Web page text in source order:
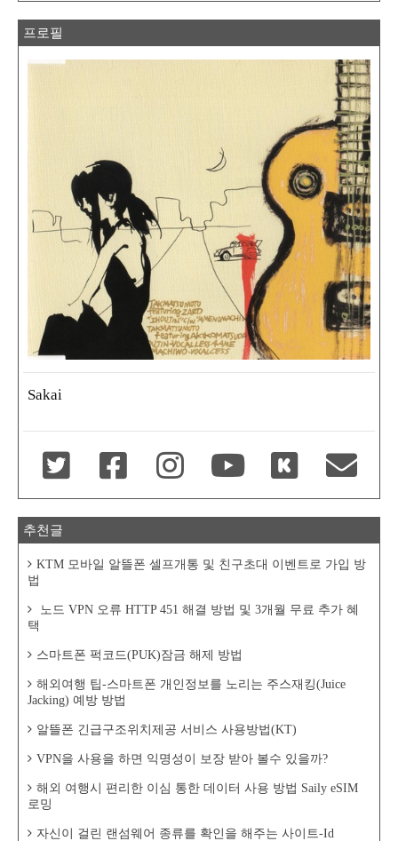
프로필
Sakai
추천글
KTM 모바일 알뜰폰 셀프개통 및 친구초대 이벤트로 가입 방
법
노드 VPN 오류 HTTP 451 해결 방법 및 3개월 무료 추가 혜
택
스마트폰 퍽코드(PUK)잠금 해제 방법
해외여행 팁-스마트폰 개인정보를 노리는 주스재킹(Juice
Jacking) 예방 방법
알뜰폰 긴급구조위치제공 서비스 사용방법(KT)
VPN을 사용을 하면 익명성이 보장 받아 볼수 있을까?
해외 여행시 편리한 이심 통한 데이터 사용 방법 Saily eSIM
로밍
자신이 걸린 랜섬웨어 종류를 확인을 해주는 사이트-Id